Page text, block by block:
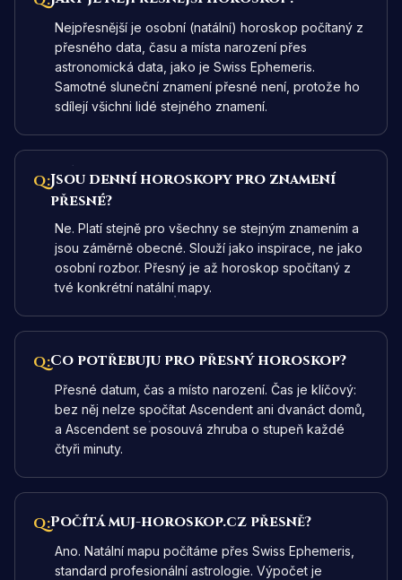
Nejpřesnější je osobní (natální) horoskop počítaný z
přesného data, času a místa narození přes
astronomická data, jako je Swiss Ephemeris.
Samotné sluneční znamení přesné není, protože ho
sdílejí všichni lidé stejného znamení.
Q:Jsou denní horoskopy pro znamení
přesné?
Ne. Platí stejně pro všechny se stejným znamením a
jsou záměrně obecné. Slouží jako inspirace, ne jako
osobní rozbor. Přesný je až horoskop spočítaný z
tvé konkrétní natální mapy.
Q:Co potřebuju pro přesný horoskop?
Přesné datum, čas a místo narození. Čas je klíčový:
bez něj nelze spočítat Ascendent ani dvanáct domů,
a Ascendent se posouvá zhruba o stupeň každé
čtyři minuty.
Q:Počítá muj-horoskop.cz přesně?
Ano. Natální mapu počítáme přes Swiss Ephemeris,
standard profesionální astrologie. Výpočet je